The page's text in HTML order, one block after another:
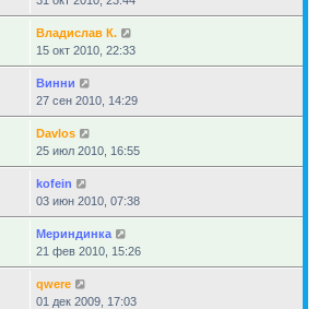
Владислав К.
15 окт 2010, 22:33
Винни
27 сен 2010, 14:29
Davlos
25 июл 2010, 16:55
kofein
03 июн 2010, 07:38
Мериндинка
21 фев 2010, 15:26
qwere
01 дек 2009, 17:03